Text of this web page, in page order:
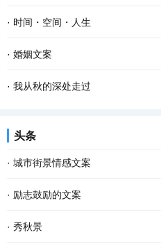
· 时间・空间・人生
· 婚姻文案
· 我从秋的深处走过
头条
· 城市街景情感文案
· 励志鼓励的文案
· 秀秋景